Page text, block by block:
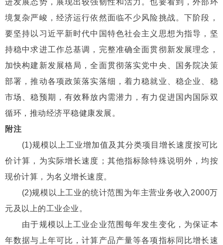
进发展态势，展现出较强韧性和活力。也要看到，外部环
境复杂严峻，经济运行依然面临不少风险挑战。下阶段，
要坚持以习近平新时代中国特色社会主义思想为指导，坚
持稳中求进工作总基调，完整准确全面贯彻新发展理念，
加快构建新发展格局，全面贯彻落实党中央、国务院决策
部署，推动各项政策落实落细，着力稳就业、稳企业、稳
市场、稳预期，有效释放内需潜力，有力促进国内国际双
循环，推动经济平稳健康发展。
附注
(1)规模以上工业增加值及其分类项目增长速度按可比
价计算，为实际增长速度；其他指标除特殊说明外，均按
现价计算，为名义增长速度。
(2)规模以上工业的统计范围为年主营业务收入2000万
元及以上的工业企业。
由于规模以上工业企业范围每年发生变化，为保证本
年数据与上年可比，计算产品产量等各项指标同比增长速